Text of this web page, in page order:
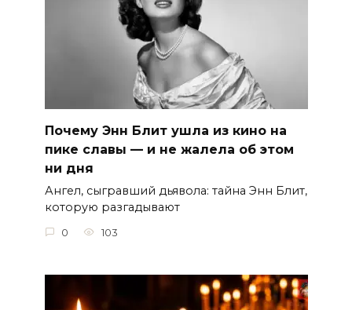
Почему Энн Блит ушла из кино на
пике славы — и не жалела об этом
ни дня
Ангел, сыгравший дьявола: тайна Энн Блит,
которую разгадывают
0 103